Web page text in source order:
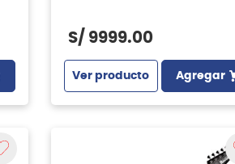
S/ 9999.00
Ver producto Agregar